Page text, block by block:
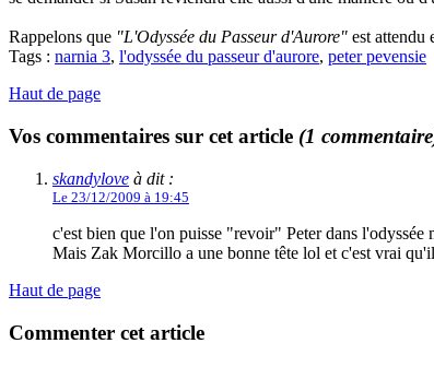
Rappelons que "L'Odyssée du Passeur d'Aurore" est attendu
Tags : narnia 3, l'odyssée du passeur d'aurore, peter pevensie
Haut de page
Vos commentaires sur cet article (1
skandylove à dit :
Le 23/12/2009 à 19:45
c'est bien que l'on puisse "revoir" Peter dans
Mais Zak Morcillo a une bonne tête lol et c'est vrai
Haut de page
Commenter cet article